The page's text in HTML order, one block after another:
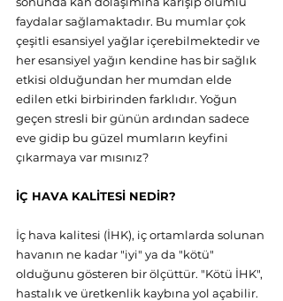
faydalar sağlamaktadır. Bu mumlar çok
çeşitli esansiyel yağlar içerebilmektedir ve
her esansiyel yağın kendine has bir sağlık
etkisi olduğundan her mumdan elde
edilen etki birbirinden farklıdır. Yoğun
geçen stresli bir günün ardından sadece
eve gidip bu güzel mumların keyfini
çıkarmaya var mısınız?
İÇ HAVA KALİTESİ NEDİR?
İç hava kalitesi (İHK), iç ortamlarda solunan
havanın ne kadar "iyi" ya da "kötü"
olduğunu gösteren bir ölçüttür. "Kötü İHK",
hastalık ve üretkenlik kaybına yol açabilir.